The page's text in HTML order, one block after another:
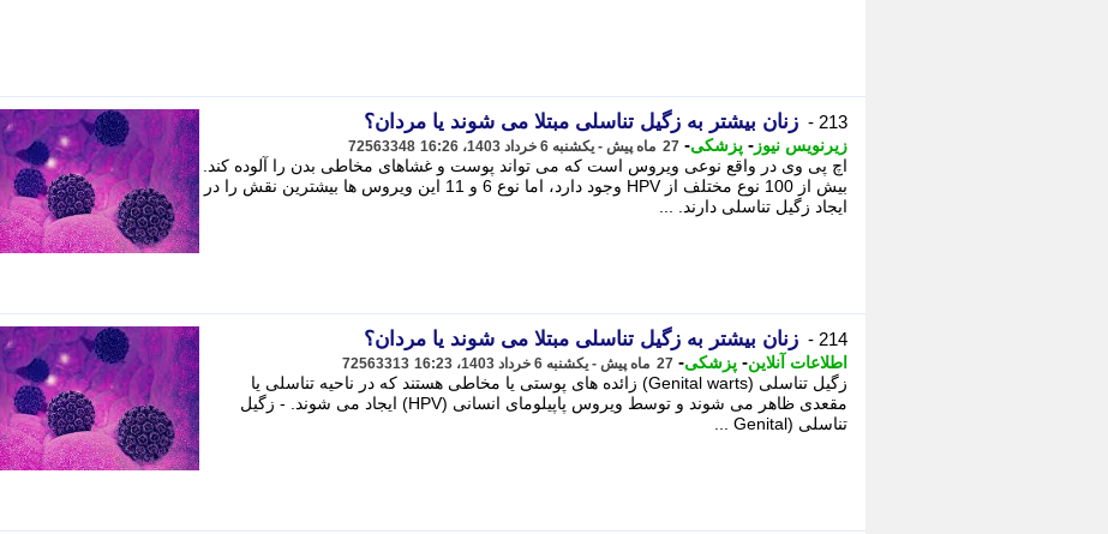
213 - زنان بیشتر به زگیل تناسلی مبتلا می شوند یا مردان؟
زیرنویس نیوز - پزشکی- 27 ماه پیش - یکشنبه 6 خرداد 1403، 16:26 72563348
اچ پی وی در واقع نوعی ویروس است که می تواند پوست و غشاهای مخاطی بدن را آلوده کند.
بیش از 100 نوع مختلف از HPV وجود دارد، اما نوع 6 و 11 این ویروس ها بیشترین نقش را در
ایجاد زگیل تناسلی دارند. ...
214 - زنان بیشتر به زگیل تناسلی مبتلا می شوند یا مردان؟
اطلاعات آنلاین- پزشکی- 27 ماه پیش - یکشنبه 6 خرداد 1403، 16:23 72563313
​​​​​​​زگیل تناسلی (Genital warts) زائده های پوستی یا مخاطی هستند که در ناحیه تناسلی یا
مقعدی ظاهر می شوند و توسط ویروس پاپیلومای انسانی (HPV) ایجاد می شوند. - ​​​​​​​زگیل
تناسلی (Genital ...